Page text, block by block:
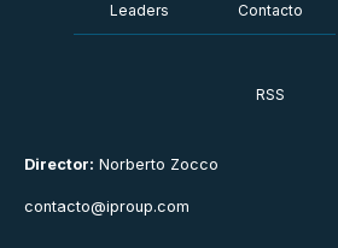
Director: Norberto Zocco
contacto@iproup.com
Leaders Contacto
RSS